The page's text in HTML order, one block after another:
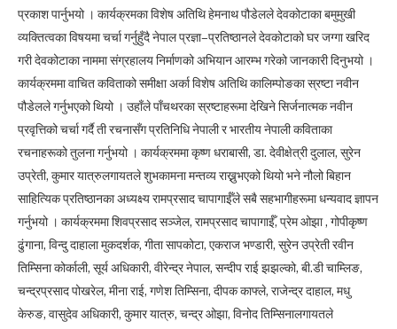
प्रकाश पार्नुभयो । कार्यक्रमका विशेष अतिथि हेमनाथ पौडेलले देवकोटाका बमुमुखी
व्यक्तित्वका विषयमा चर्चा गर्नुहुँदै नेपाल प्रज्ञा–प्रतिष्ठानले देवकोटाको घर जग्गा खरिद
गरी देवकोटाका नाममा संग्रहालय निर्माणको अभियान आरम्भ गरेको जानकारी दिनुभयो ।
कार्यक्रममा वाचित कविताको समीक्षा अर्का विशेष अतिथि कालिम्पोङका स्रष्टा नवीन
पौडेलले गर्नुभएको थियो । उहाँले पाँचथरका स्रष्टाहरूमा देखिने सिर्जनात्मक नवीन
प्रवृत्तिको चर्चा गर्दै ती रचनासँग प्रतिनिधि नेपाली र भारतीय नेपाली कविताका
रचनाहरूको तुलना गर्नुभयो । कार्यक्रममा कृष्ण धराबासी, डा. देवीक्षेत्री दुलाल, सुरेन
उप्रेती, कुमार यात्रुलगायतले शुभकामना मन्तव्य राख्नुभएको थियो भने नौलो बिहान
साहित्यिक प्रतिष्ठानका अध्यक्ष्य रामप्रसाद चापागाईँले सबै सहभागीहरूमा धन्यवाद ज्ञापन
गर्नुभयो । कार्यक्रममा शिवप्रसाद सञ्जेल, रामप्रसाद चापागाईँ, प्रेम ओझा , गोपीकृष्ण
ढुंगाना, विन्दु दाहाला मुकदर्शक, गीता सापकोटा, एकराज भण्डारी, सुरेन उप्रेती रवीन
तिम्सिना कोर्काली, सूर्य अधिकारी, वीरेन्द्र नेपाल, सन्दीप राई झझल्को, बी.डी चाम्लिङ,
चन्द्रप्रसाद पोखरेल, मीना राई, गणेश तिम्सिना, दीपक काफ्ले, राजेन्द्र दाहाल, मधु
केरुङ, वासुदेव अधिकारी, कुमार यात्रु, चन्द्र ओझा, विनोद तिम्सिनालगायतले